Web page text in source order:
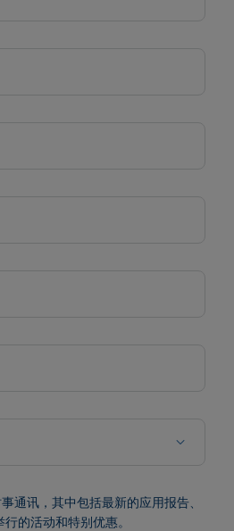
通讯，其中包括最新的应用报告、
的活动和特别优惠。